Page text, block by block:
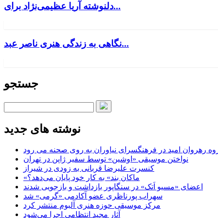
دلنوشته آریا عظیمی‌نژاد برای...
نگاهی به زندگی هنری ناصر عبد...
جستجو
نوشته های جدید
رهروان امید در فرهنگسرای نیاوران به روی صحنه می رود
نواختن موسیقی «اوشین» توسط سفیر ژاپن در تهران
کنسرت علیرضا قربانی به زودی در شیراز
«ماکان بند» به کار خود پایان می‌دهد؟
اعضای «مسیو اَتک» در سنگاپور بازداشت و بازجویی شدند
سهراب پورناظری عضو آکادمی «گرمی» شد
مرکز موسیقی حوزه هنری آلبوم منتشر کرد
آثار مجید انتظامی اجرا می‌شود